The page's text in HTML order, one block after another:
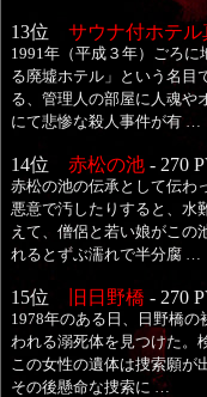
13位 サウナ付ホテ
1991年（平成３年）ごろ
る廃墟ホテル」という名目
る、管理人の部屋に人魂や
にて悲惨な殺人事件が有 …
14位 赤松の池 - 270
赤松の池の伝承として伝わ
悪意で汚したりすると、水
えて、僧侶と若い娘がこの
れるとずぶ濡れで半分腐 …
15位 旧日野橋 - 270
1978年のある日、日野橋
われる溺死体を見つけた。
この女性の遺体は捜索願が
その後懸命な捜索に …